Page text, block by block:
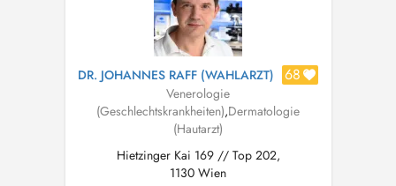
DR. JOHANNES RAFF (WAHLARZT) 68
Venerologie
(Geschlechtskrankheiten),Dermatologie
(Hautarzt)
Hietzinger Kai 169 // Top 202,
1130 Wien